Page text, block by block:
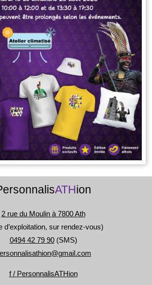
ATHion
2 rue du Moulin à 7800 Ath
d’exploitation, sur rendez-vous)
0494 42 79 90(SMS)
f / PersonnalisATHion